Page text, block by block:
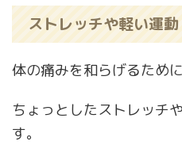
ストレッチや軽い運動
体の痛みを和らげるために
ちょっとしたストレッチ
す。